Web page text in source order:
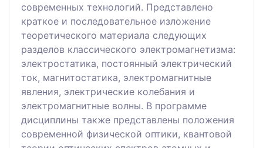
современных технологий. Представлено
краткое и последовательное изложение
теоретического материала следующих
разделов классического электромагнетизма:
электростатика, постоянный электрический
ток, магнитостатика, электромагнитные
явления, электрические колебания и
электромагнитные волны. В программе
дисциплины также представлены положения
современной физической оптики, квантовой